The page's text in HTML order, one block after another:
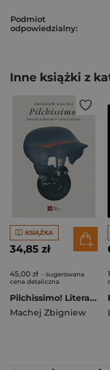
Podmiot
odpowiedzialny:
Inne książki z
KSIĄŻKA
34,85 zł
45,00 zł - sugerowana
cena detaliczna
Pilchissimo! Literacki hedonizm w czasach kryzysu
Machej Zbigniew